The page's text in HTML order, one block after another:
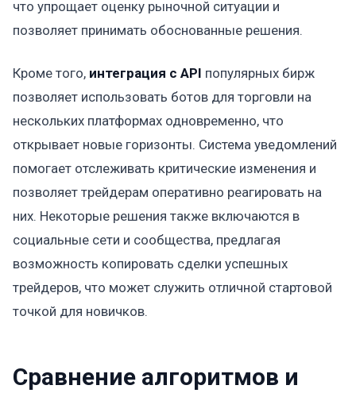
что упрощает оценку рыночной ситуации и
позволяет принимать обоснованные решения.
Кроме того, интеграция с API популярных бирж
позволяет использовать ботов для торговли на
нескольких платформах одновременно, что
открывает новые горизонты. Система уведомлений
помогает отслеживать критические изменения и
позволяет трейдерам оперативно реагировать на
них. Некоторые решения также включаются в
социальные сети и сообщества, предлагая
возможность копировать сделки успешных
трейдеров, что может служить отличной стартовой
точкой для новичков.
Сравнение алгоритмов и